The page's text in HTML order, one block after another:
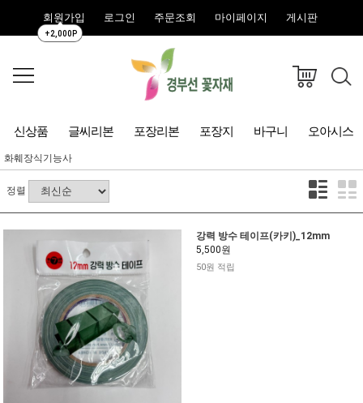
회원가입
+2,000P
로그인 주문조회 마이페이지 게시판
신상품 글씨리본 포장리본 포장지 바구니 오아시스
화훼장식기능사
정렬
강력 방수 테이프(카키)_12mm
5,500원
50원 적립